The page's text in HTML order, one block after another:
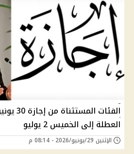
العطلة إلى الخميس 2 يوليو
الإثنين 29/يونيو/2026 - 08:14 م